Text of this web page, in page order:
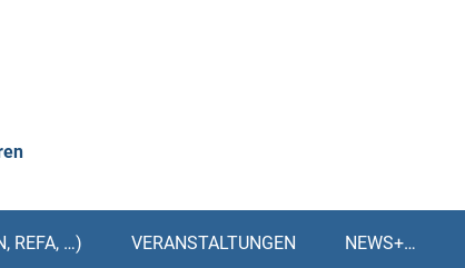
REFA, …) VERANSTALTUNGEN NEWS+…